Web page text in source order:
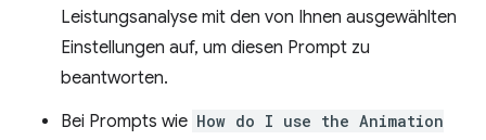
Leistungsanalyse mit den von Ihnen ausgewählten
Einstellungen auf, um diesen Prompt zu
beantworten.
Bei Prompts wie How do I use the Animation